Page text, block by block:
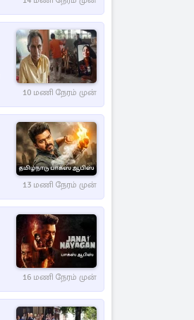
10 மணி நேரம் முன்
13 மணி நேரம் முன்
16 மணி நேரம் முன்